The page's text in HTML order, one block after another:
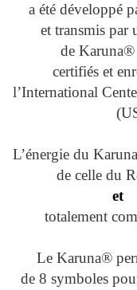
a été développé
et transmis par
de Karuna®
certifiés et
l’International
L’énergie du
de celle du
et
totalement
Le Karuna®
de 8 symboles